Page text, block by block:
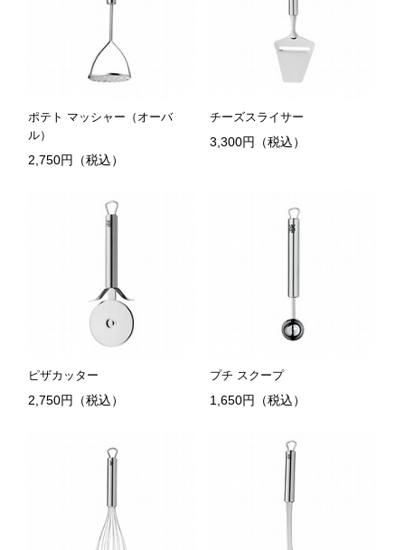
ポテト マッシャー（オーバ
ル）
2,750円（税込）
チーズスライサー
3,300円（税込）
ピザカッター
2,750円（税込）
プチ スクープ
1,650円（税込）